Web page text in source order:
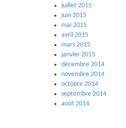
juillet 2015
juin 2015
mai 2015
avril 2015
mars 2015
janvier 2015
décembre 2014
novembre 2014
octobre 2014
septembre 2014
août 2014